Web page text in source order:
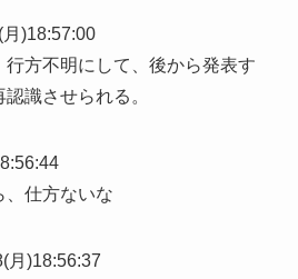
)18:57:00
方不明にして、後から発表す
識させられる。
、仕方ないな
月)18:56:37